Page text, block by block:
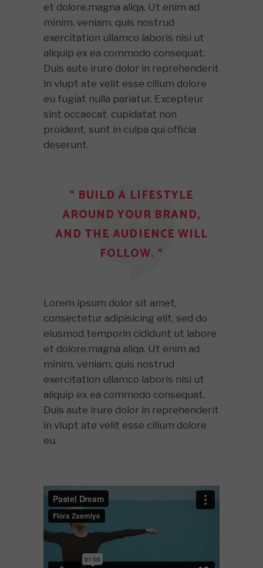
et dolore.magna aliqa. Ut enim ad
minim. veniam. quis nostrud
exercitation ullamco laboris nisi ut
aliquip ex ea commodo consequat.
Duis aute irure dolor in reprehenderit
in vlupt ate velit esse cillum dolore
eu fugiat nulla pariatur. Excepteur
sint occaecat. cupidatat non
proident, sunt in culpa qui officia
deserunt.
“ BUILD A LIFESTYLE
AROUND YOUR BRAND,
AND THE AUDIENCE WILL
FOLLOW. ”
Lorem ipsum dolor sit amet,
consectetur adipisicing elit, sed do
eiusmod temporin cididunt ut labore
et dolore.magna aliqa. Ut enim ad
minim. veniam. quis nostrud
exercitation ullamco laboris nisi ut
aliquip ex ea commodo consequat.
Duis aute irure dolor in reprehenderit
in vlupt ate velit esse cillum dolore
eu.